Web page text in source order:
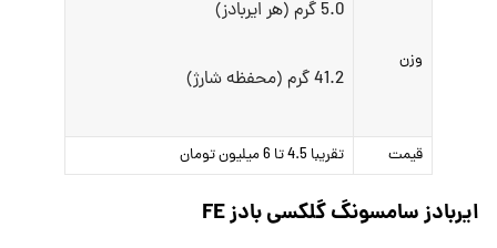
وزن
5.0 گرم (هر ایربادز)
41.2 گرم (محفظه شارژ)
قیمت تقریبا 4.5 تا 6 میلیون تومان
ایربادز سامسونگ گلکسی بادز FE